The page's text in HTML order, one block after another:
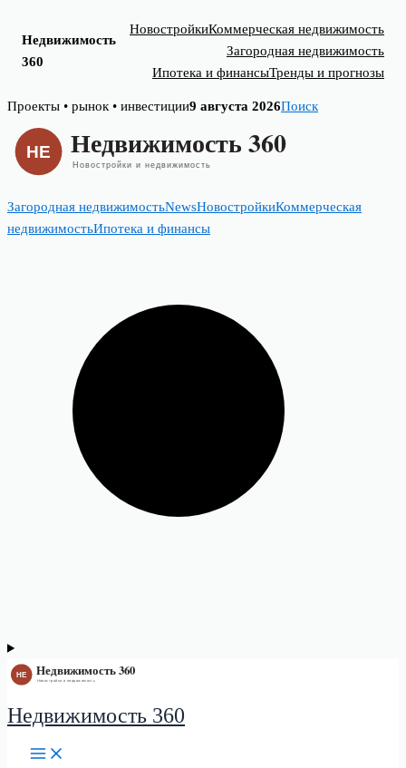
Недвижимость
360
НовостройкиКоммерческая недвижимость
Загородная недвижимость
Ипотека и финансыТренды и прогнозы
Skip
content
Проекты • рынок • инвестиции9 августа 2026Поиск
Загородная недвижимостьNewsНовостройкиКоммерческая
недвижимостьИпотека и финансы
Недвижимость 360